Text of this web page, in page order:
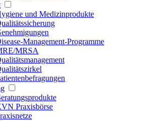
und Medizinprodukte
Management-Programme
MRSA
Praxisbörse